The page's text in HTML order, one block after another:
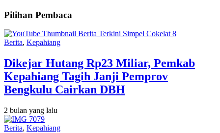
Pilihan Pembaca
Berita, Kepahiang
Dikejar Hutang Rp23 Miliar, Pemkab
Kepahiang Tagih Janji Pemprov
Bengkulu Cairkan DBH
2 bulan yang lalu
Berita, Kepahiang